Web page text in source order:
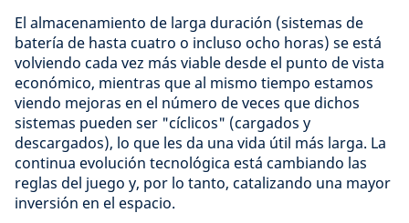
El almacenamiento de larga duración (sistemas de
batería de hasta cuatro o incluso ocho horas) se está
volviendo cada vez más viable desde el punto de vista
económico, mientras que al mismo tiempo estamos
viendo mejoras en el número de veces que dichos
sistemas pueden ser "cíclicos" (cargados y
descargados), lo que les da una vida útil más larga. La
continua evolución tecnológica está cambiando las
reglas del juego y, por lo tanto, catalizando una mayor
inversión en el espacio.